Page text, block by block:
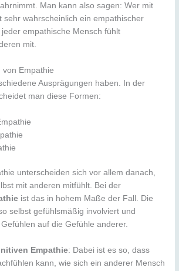
Man kann also sagen: Wer mit
sehr wahrscheinlich ein empathischer
empathische Mensch fühlt
mit.
von Empathie
Ausprägungen haben. In der
man diese Formen:
unterscheiden sich vor allem danach,
mit anderen mitfühlt. Bei der
ist das in hohem Maße der Fall. Die
selbst gefühlsmäßig involviert und
auf die Gefühle anderer.
Empathie: Dabei ist es so, dass
kann, wie sich ein anderer Mensch